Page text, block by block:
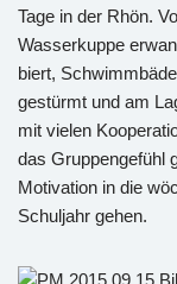
Tage in der Rhön.
Was­ser­kup­pe
biert,
ge­stürmt und am
mit vie­len
das Grup­pen­ge­fühl
Mo­ti­va­ti­on in die
Schul­jahr gehen.